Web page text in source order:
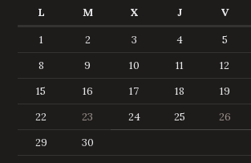
L
M X J V
1
2 3 4 5
8
9 10 11 12
15
16 17 18 19
22
23 24 25 26
29
30